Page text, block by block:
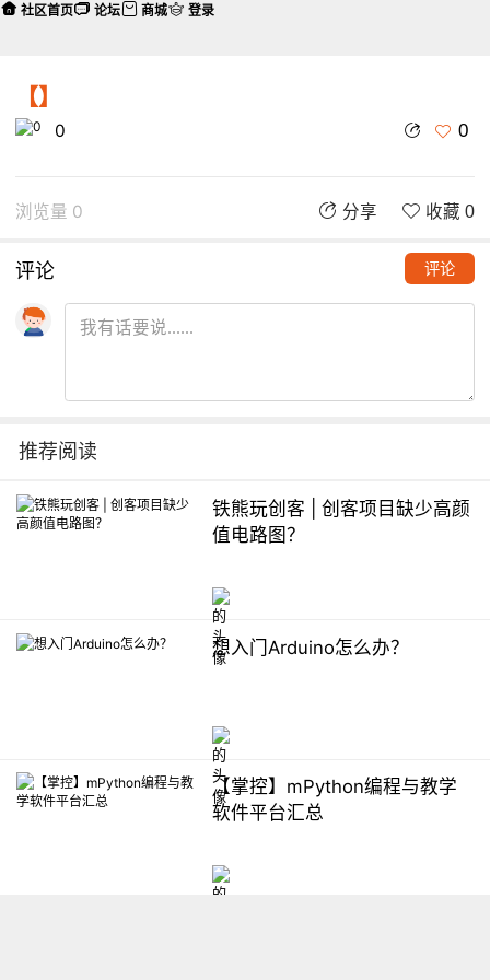
【】
0 0
浏览量 0 分享 收藏 0
评论 评论
推荐阅读
铁熊玩创客 | 创客项目缺少高颜
值电路图？
想入门Arduino怎么办？
【掌控】mPython编程与教学
软件平台汇总
社区首页 论坛 商城 登录